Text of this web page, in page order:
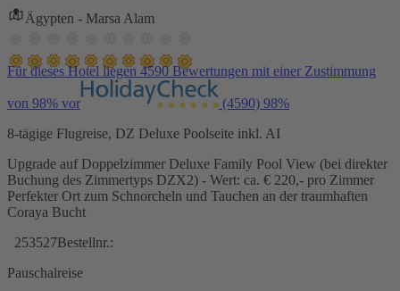
Ägypten - Marsa Alam
Für dieses Hotel liegen 4590 Bewertungen mit einer Zustimmung
von 98% vor (4590) 98%
8-tägige Flugreise, DZ Deluxe Poolseite inkl. AI
Upgrade auf Doppelzimmer Deluxe Family Pool View (bei direkter
Buchung des Zimmertyps DZX2) - Wert: ca. € 220,- pro Zimmer
Perfekter Ort zum Schnorcheln und Tauchen an der traumhaften
Coraya Bucht
253527Bestellnr.:
Pauschalreise